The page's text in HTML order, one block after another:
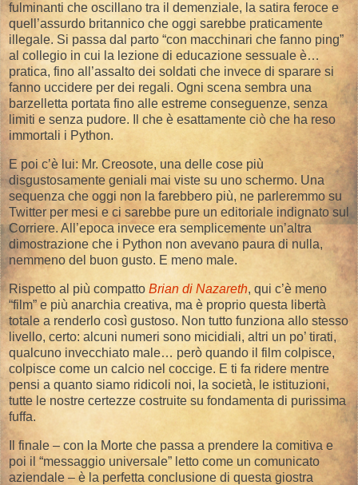
fulminanti che oscillano tra il demenziale, la satira feroce e
quell’assurdo britannico che oggi sarebbe praticamente
illegale. Si passa dal parto “con macchinari che fanno ping”
al collegio in cui la lezione di educazione sessuale è…
pratica, fino all’assalto dei soldati che invece di sparare si
fanno uccidere per dei regali. Ogni scena sembra una
barzelletta portata fino alle estreme conseguenze, senza
limiti e senza pudore. Il che è esattamente ciò che ha reso
immortali i Python.
E poi c’è lui: Mr. Creosote, una delle cose più
disgustosamente geniali mai viste su uno schermo. Una
sequenza che oggi non la farebbero più, ne parleremmo su
Twitter per mesi e ci sarebbe pure un editoriale indignato sul
Corriere. All’epoca invece era semplicemente un’altra
dimostrazione che i Python non avevano paura di nulla,
nemmeno del buon gusto. E meno male.
Rispetto al più compatto Brian di Nazareth, qui c’è meno
“film” e più anarchia creativa, ma è proprio questa libertà
totale a renderlo così gustoso. Non tutto funziona allo stesso
livello, certo: alcuni numeri sono micidiali, altri un po’ tirati,
qualcuno invecchiato male… però quando il film colpisce,
colpisce come un calcio nel coccige. E ti fa ridere mentre
pensi a quanto siamo ridicoli noi, la società, le istituzioni,
tutte le nostre certezze costruite su fondamenta di purissima
fuffa.
Il finale – con la Morte che passa a prendere la comitiva e
poi il “messaggio universale” letto come un comunicato
aziendale – è la perfetta conclusione di questa giostra